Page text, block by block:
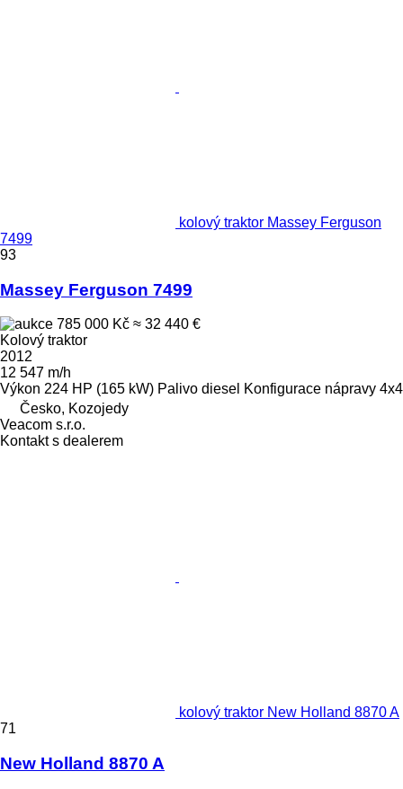
kolový traktor Massey Ferguson
7499
93
Massey Ferguson 7499
785 000 Kč ≈ 32 440 €
Kolový traktor
2012
12 547 m/h
Výkon 224 HP (165 kW) Palivo diesel Konfigurace nápravy 4x4
Česko, Kozojedy
Veacom s.r.o.
Kontakt s dealerem
kolový traktor New Holland 8870 A
71
New Holland 8870 A